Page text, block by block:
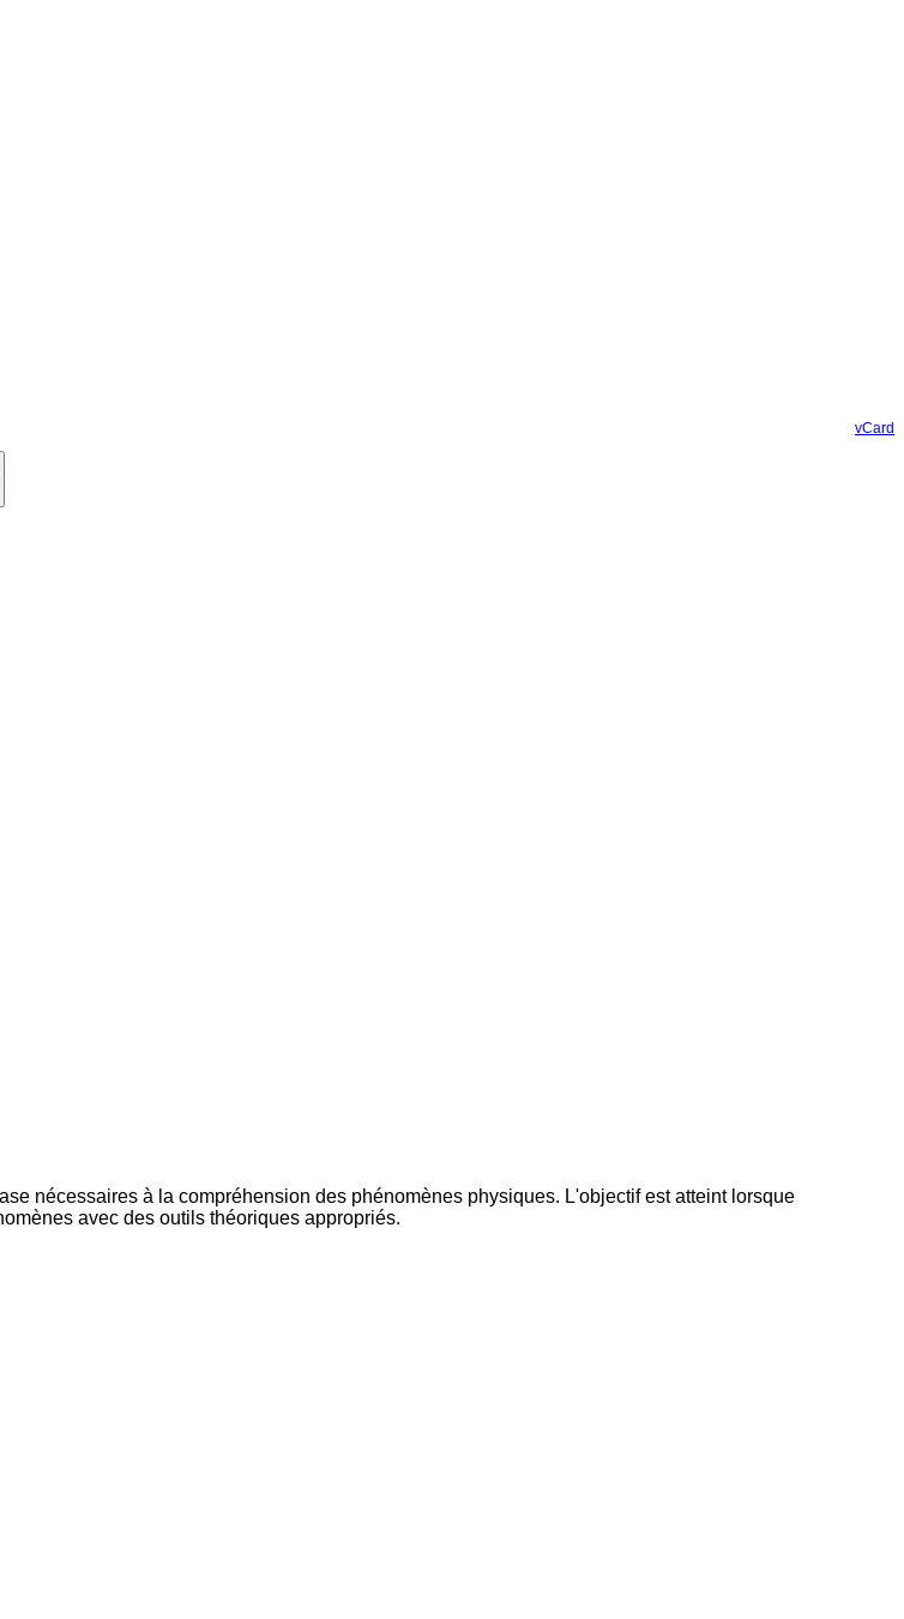
vCard
nécessaires à la compréhension des phénomènes physiques. L'objectif est atteint lorsque
avec des outils théoriques appropriés.